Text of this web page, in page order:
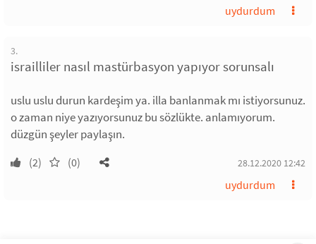
uydurdum
3.
israilliler nasıl mastürbasyon yapıyor sorunsalı
uslu uslu durun kardeşim ya. illa banlanmak mı istiyorsunuz.
o zaman niye yazıyorsunuz bu sözlükte. anlamıyorum.
düzgün şeyler paylaşın.
(2) (0) 28.12.2020 12:42
uydurdum